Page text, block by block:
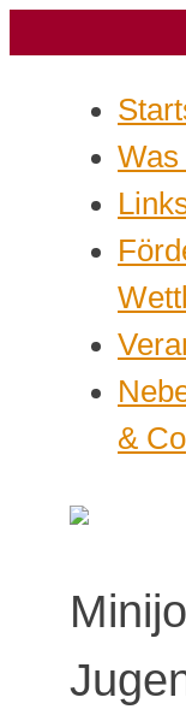
& Co